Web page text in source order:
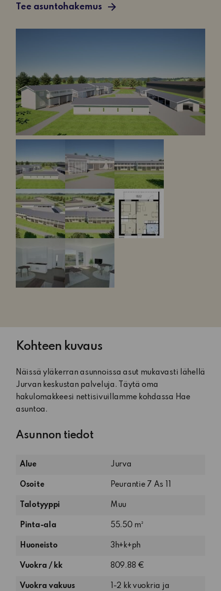
Tee asuntohakemus
Kohteen kuvaus
Näissä yläkerran asunnoissa asut mukavasti lähellä
Jurvan keskustan palveluja. Täytä oma
hakulomakkeesi nettisivuillamme kohdassa Hae
asuntoa.
Asunnon tiedot
Alue Jurva
Osoite Peurantie 7 As 11
Talotyyppi Muu
Pinta-ala 55.50 m²
Huoneisto 3h+k+ph
As
Vuokra / kk
809.88 €
Vuokra vakuus
1-2 kk vuokria ja